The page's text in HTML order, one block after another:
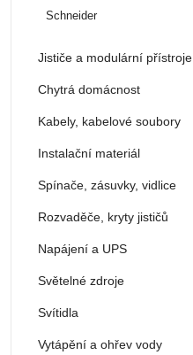
Schneider
Jističe a modulární přístroje
Chytrá domácnost
Kabely, kabelové soubory
Instalační materiál
Spínače, zásuvky, vidlice
Rozvaděče, kryty jističů
Napájení a UPS
Světelné zdroje
Svítidla
Vytápění a ohřev vody